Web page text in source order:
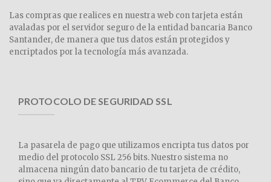
Las compras que realices en nuestra web con tarjeta están
avaladas por el servidor seguro de la entidad bancaria Banco
Santander, de manera que tus datos están protegidos y
encriptados por la tecnología más avanzada.
PROTOCOLO DE SEGURIDAD SSL
La pasarela de pago que utilizamos encripta tus datos por
medio del protocolo SSL 256 bits. Nuestro sistema no
almacena ningún dato bancario de tu tarjeta de crédito,